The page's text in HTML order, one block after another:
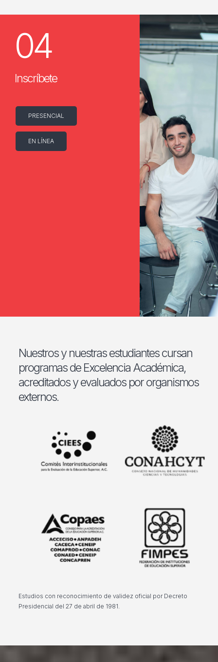
04
Inscríbete
PRESENCIAL
EN LÍNEA
Nuestros y nuestras estudiantes cursan
programas de Excelencia Académica,
acreditados y evaluados por organismos
externos.
Estudios con reconocimiento de validez oficial por Decreto
Presidencial del 27 de abril de 1981.